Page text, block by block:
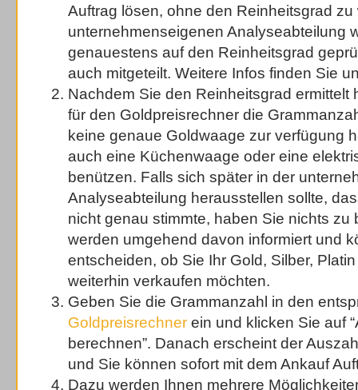
Auftrag lösen, ohne den Reinheitsgrad zu
unternehmenseigenen Analyseabteilung
genauestens auf den Reinheitsgrad
auch mitgeteilt. Weitere Infos finden Sie
Nachdem Sie den Reinheitsgrad ermittelt
für den Goldpreisrechner die
keine genaue Goldwaage zur verfügung
auch eine Küchenwaage oder eine
benützen. Falls sich später in der
Analyseabteilung herausstellen sollte,
nicht genau stimmte, haben Sie nichts zu
werden umgehend davon informiert und
entscheiden, ob Sie Ihr Gold, Silber,
weiterhin verkaufen möchten.
Geben Sie die Grammanzahl in den
Goldpreisrechner ein und klicken Sie auf
berechnen”. Danach erscheint der
und Sie können sofort mit dem Ankauf
Dazu werden Ihnen mehrere